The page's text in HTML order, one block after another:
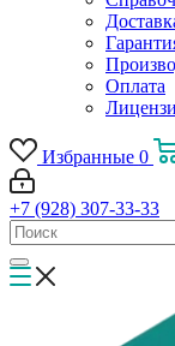
Оплата
Избранные 0
+7 (928) 307-33-33